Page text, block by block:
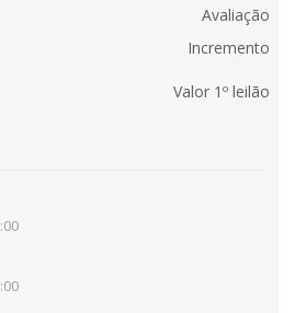
Avaliação
Incremento
Valor 1º leilão